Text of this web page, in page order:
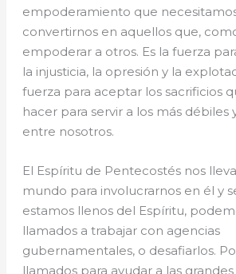
empoderamiento que
convertirnos en aquellos que,
empoderar a otros. Es la fuerza
la injusticia, la opresión y la
fuerza para aceptar los sacrificios
hacer para servir a los más débiles
entre nosotros.
El Espíritu de Pentecostés nos
mundo para involucrarnos en él y
estamos llenos del Espíritu,
llamados a trabajar con agencias
gubernamentales, o desafiarlos.
llamados para ayudar a las